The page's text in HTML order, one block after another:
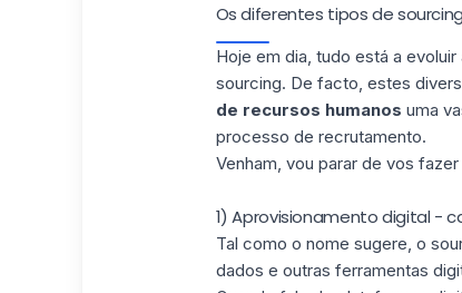
Os diferentes tipos de sourcing
Hoje em dia, tudo está a
sourcing. De facto, estes
de recursos humanos uma
processo de recrutamento.
Venham, vou parar de vos
1) Aprovisionamento digital -
Tal como o nome sugere, o
dados e outras ferramentas